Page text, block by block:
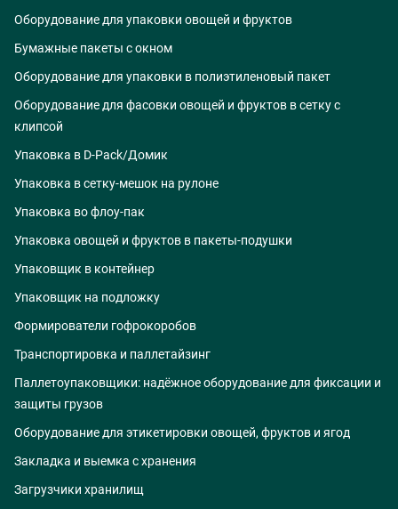
Оборудование для упаковки овощей и фруктов
Бумажные пакеты с окном
Оборудование для упаковки в полиэтиленовый пакет
Оборудование для фасовки овощей и фруктов в сетку с
клипсой
Упаковка в D-Pack/Домик
Упаковка в сетку-мешок на рулоне
Упаковка во флоу-пак
Упаковка овощей и фруктов в пакеты-подушки
Упаковщик в контейнер
Упаковщик на подложку
Формирователи гофрокоробов
Транспортировка и паллетайзинг
Паллетоупаковщики: надёжное оборудование для фиксации и
защиты грузов
Оборудование для этикетировки овощей, фруктов и ягод
Закладка и выемка с хранения
Загрузчики хранилищ